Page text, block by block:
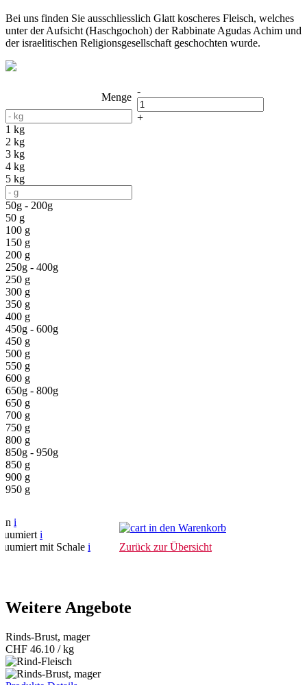
Bei uns finden Sie ausschliesslich Glatt koscheres Fleisch, welches
unter der Aufsicht (Haschgochoh) der Rabbinate Agudas Achim und
der israelitischen Religionsgesellschaft geschochten wurde.
-
+
Menge
1 kg
2 kg
3 kg
4 kg
5 kg
50g - 200g
50 g
100 g
150 g
200 g
250g - 400g
250 g
300 g
350 g
400 g
450g - 600g
450 g
500 g
550 g
600 g
650g - 800g
650 g
700 g
750 g
800 g
850g - 950g
850 g
900 g
950 g
i
i
mit Schale i
in den Warenkorb
Zurück zur Übersicht
Weitere Angebote
Rinds-Brust, mager
CHF 46.10 / kg